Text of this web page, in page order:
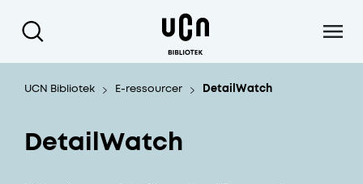
UCN Bibliotek E-ressourcer DetailWatch
DetailWatch